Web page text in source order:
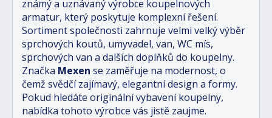
známý a uznávaný výrobce koupelnových
armatur, který poskytuje komplexní řešení.
Sortiment společnosti zahrnuje velmi velký výběr
sprchových koutů, umyvadel, van, WC mís,
sprchových van a dalších doplňků do koupelny.
Značka Mexen se zaměřuje na modernost, o
čemž svědčí zajímavý, elegantní design a formy.
Pokud hledáte originální vybavení koupelny,
nabídka tohoto výrobce vás jistě zaujme.